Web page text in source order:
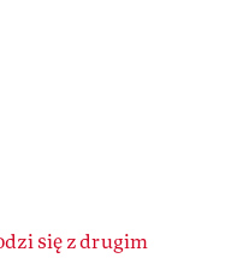
się z drugim